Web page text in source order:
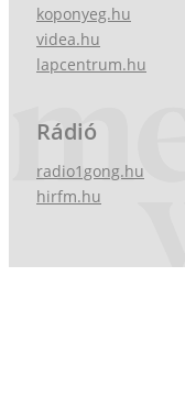
koponyeg.hu
videa.hu
lapcentrum.hu
Rádió
radio1gong.hu
hirfm.hu